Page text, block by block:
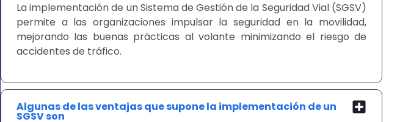
La implementación de un Sistema de Gestión de la Seguridad Vial (SGSV)
permite a las organizaciones impulsar la seguridad en la movilidad,
mejorando las buenas prácticas al volante minimizando el riesgo de
accidentes de tráfico.
Algunas de las ventajas que supone la implementación de un
SGSV son